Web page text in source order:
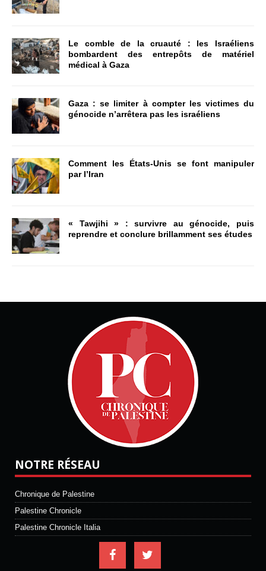
Le comble de la cruauté : les Israéliens
bombardent des entrepôts de matériel
médical à Gaza
Gaza : se limiter à compter les victimes du
génocide n’arrêtera pas les israéliens
Comment les États-Unis se font manipuler
par l’Iran
« Tawjihi » : survivre au génocide, puis
reprendre et conclure brillamment ses études
NOTRE RÉSEAU
Chronique de Palestine
Palestine Chronicle
Palestine Chronicle Italia